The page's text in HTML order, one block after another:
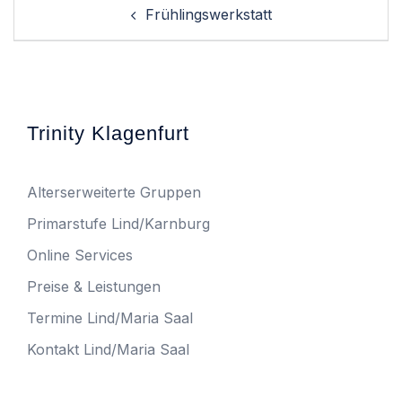
Frühlingswerkstatt
Trinity Klagenfurt
Alterserweiterte Gruppen
Primarstufe Lind/Karnburg
Online Services
Preise & Leistungen
Termine Lind/Maria Saal
Kontakt Lind/Maria Saal